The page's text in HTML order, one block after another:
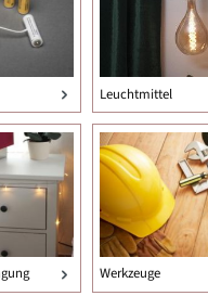
Leuchtmittel
Werkzeuge